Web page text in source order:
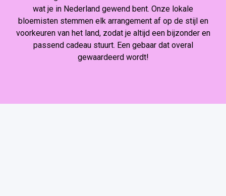
wat je in Nederland gewend bent. Onze lokale
bloemisten stemmen elk arrangement af op de stijl en
voorkeuren van het land, zodat je altijd een bijzonder en
passend cadeau stuurt. Een gebaar dat overal
gewaardeerd wordt!